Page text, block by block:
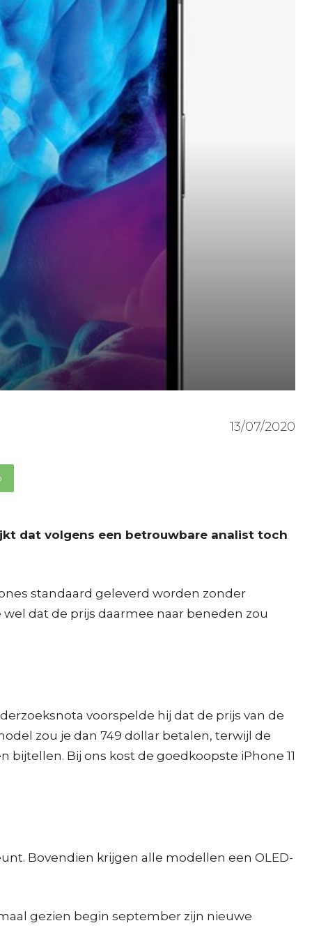
13/07/2020
dat volgens een betrouwbare analist toch
standaard geleverd worden zonder
dat de prijs daarmee naar beneden zou
voorspelde hij dat de prijs van de
zou je dan 749 dollar betalen, terwijl de
bijtellen. Bij ons kost de goedkoopste iPhone 11
Bovendien krijgen alle modellen een OLED-
gezien begin september zijn nieuwe